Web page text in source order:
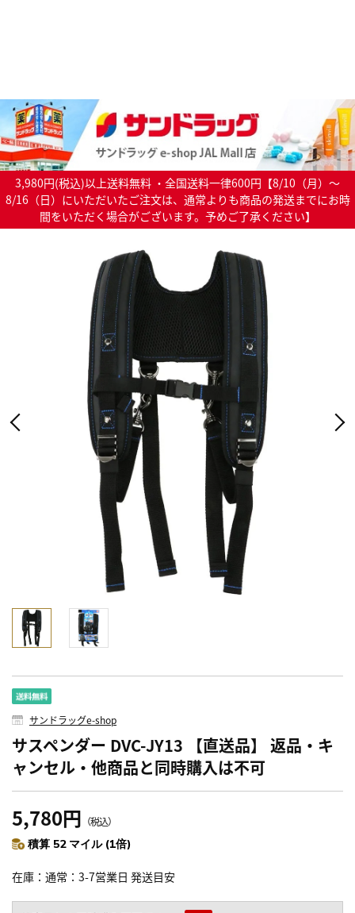
3,980円(税込)以上送料無料 ・全国送料一律600円【8/10（月）～
8/16（日）にいただいたご注文は、通常よりも商品の発送までにお時
間をいただく場合がございます。予めご了承ください】
サンドラッグe-shop
サスペンダー DVC-JY13 【直送品】 返品・キ
ャンセル・他商品と同時購入は不可
5,780円 （税込）
積算 52 マイル (1倍)
在庫 通常：3-7営業日 発送目安